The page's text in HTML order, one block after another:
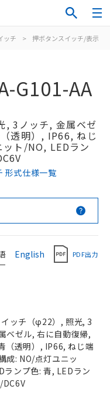
ッチ > 押ボタンスイッチ/表示灯
G101-AA
, 3ノッチ, 金属ベゼ
透明）, IP66, ねじ
ト/NO, LEDラン
形式仕様一覧
English PDF出力
ッチ（φ22）, 照光, 3
ベゼル, 右に自動復帰,
（透明）, IP66, ねじ端
成: NO/点灯ユニッ
ランプ色: 青, LEDラン
DC6V